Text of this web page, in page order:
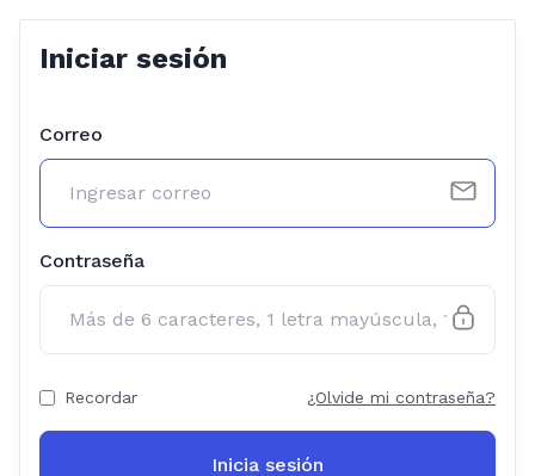
Iniciar sesión
Correo
Contraseña
Recordar ¿Olvide mi contraseña?